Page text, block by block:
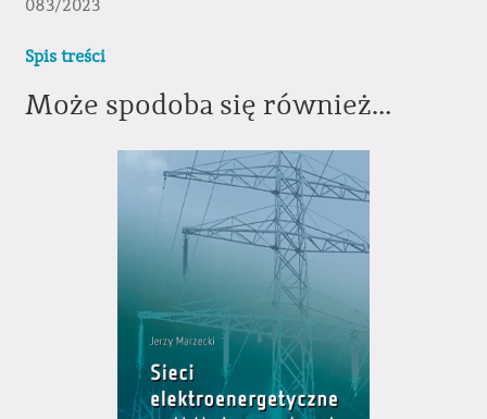
083/2023
Spis treści
Może spodoba się również…